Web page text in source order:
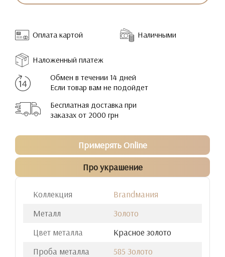
Оплата картой Наличными
Наложенный платеж
Обмен в течении 14 дней
Если товар вам не подойдет
Бесплатная доставка при
заказах от 2000 грн
Примерять Online
Про украшение
Коллекция
Brandмания
Металл
Золото
Цвет металла
Красное золото
Проба металла
585 Золото